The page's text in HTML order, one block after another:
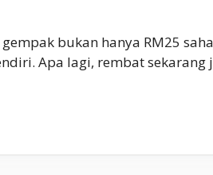
bukan hanya RM25
Apa lagi, rembat sekarang